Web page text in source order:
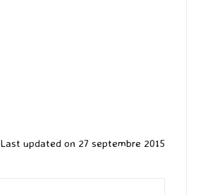
Last updated on 27 septembre 2015